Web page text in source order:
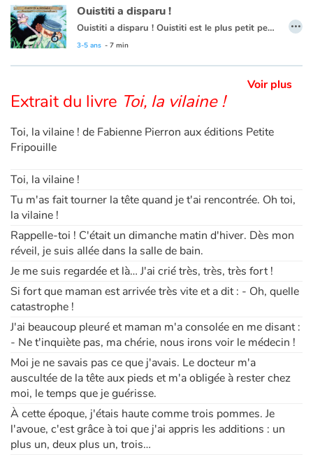
Apprendre les langues
Dyslexie, troubles de la lecture
Nos listes de lecture
Les plus lus
Coups de coeur
Ouistiti a disparu !
Ouistiti a disparu ! Ouistiti est le plus petit pensionnaire du zoo. Affolé, George, le gardien, le cherche parmi tous les animaux : il ouvre la gueule du lion, soulève la trompe de l'éléphant et interroge le perroquet. Mais Ouistiti reste introuvable… Il est si petit, si fragile. Mais où s'est-il donc caché ? Comme le jeune lecteur le découvrira, Ouistiti est un drôle de farceur.
3-5 ans - 7 min
…
Voir plus
Extrait du livre Toi, la vilaine !
Toi, la vilaine ! de Fabienne Pierron aux éditions Petite
Fripouille
Toi, la vilaine !
Tu m'as fait tourner la tête quand je t'ai rencontrée. Oh toi,
la vilaine !
Rappelle-toi ! C'était un dimanche matin d'hiver. Dès mon
réveil, je suis allée dans la salle de bain.
Je me suis regardée et là… J'ai crié très, très, très fort !
Si fort que maman est arrivée très vite et a dit : - Oh, quelle
catastrophe !
J'ai beaucoup pleuré et maman m'a consolée en me disant :
- Ne t'inquiète pas, ma chérie, nous irons voir le médecin !
Moi je ne savais pas ce que j'avais. Le docteur m'a
auscultée de la tête aux pieds et m'a obligée à rester chez
moi, le temps que je guérisse.
À cette époque, j'étais haute comme trois pommes. Je
l'avoue, c'est grâce à toi que j'ai appris les additions : un
plus un, deux plus un, trois…